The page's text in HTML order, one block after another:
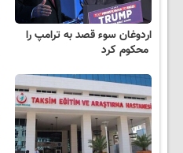
اردوغان سوء قصد به ترامپ را
محکوم کرد